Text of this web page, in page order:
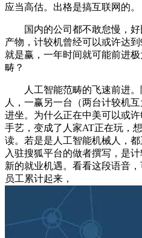
应当高估。出格是搞互联网的。
国内的公司都不敢怠慢，好
产物，计较机曾经可以或许达
就是赢，一年时间就可能前进
畴？
人工智能范畴的飞速前进。
人，一赢另一台（两台计较机
进坐。为什么正在中美可以或
手艺，变成了人家AT正在玩，
读。若是是人工智能机械人，
入驻搜狐平台的做者撰写，是
新的就业机遇。看看这段语音
员工累计起来，